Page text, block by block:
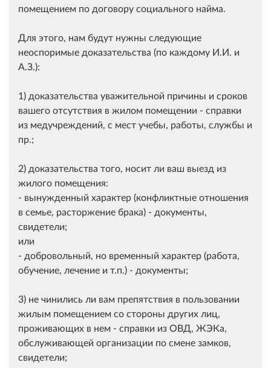
помещением по договору социального найма.
Для этого, нам будут нужны следующие
неоспоримые доказательства (по каждому И.И. и
А.З.):
1) доказательства уважительной причины и сроков
вашего отсутствия в жилом помещении - справки
из медучреждений, с мест учебы, работы, службы и
пр.;
2) доказательства того, носит ли ваш выезд из
жилого помещения:
- вынужденный характер (конфликтные отношения
в семье, расторжение брака) - документы,
свидетели;
или
- добровольный, но временный характер (работа,
обучение, лечение и т.п.) - документы;
3) не чинились ли вам препятствия в пользовании
жилым помещением со стороны других лиц,
проживающих в нем - справки из ОВД, ЖЭКа,
обслуживающей организации по смене замков,
свидетели;